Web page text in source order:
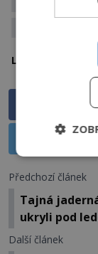
Lokalita:
Předchozí článek
Tajná
ukryli pod
Další článek